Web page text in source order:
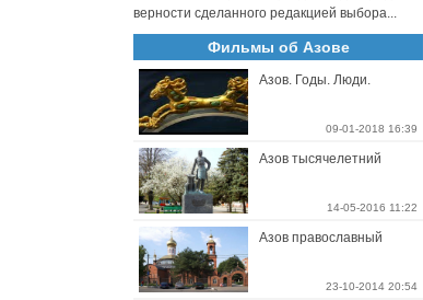
верности сделанного редакцией выбора...
Фильмы об Азове
Азов. Годы. Люди.
09-01-2018 16:39
Азов тысячелетний
14-05-2016 11:22
Азов православный
23-10-2014 20:54